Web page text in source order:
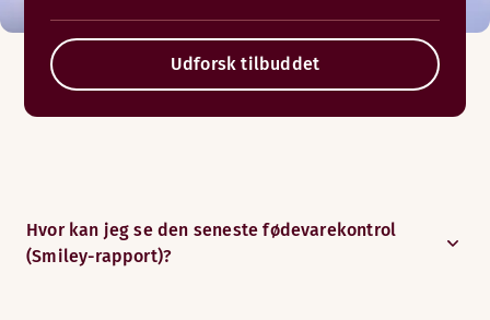
Udforsk tilbuddet
Hvor kan jeg se den seneste fødevarekontrol
(Smiley-rapport)?